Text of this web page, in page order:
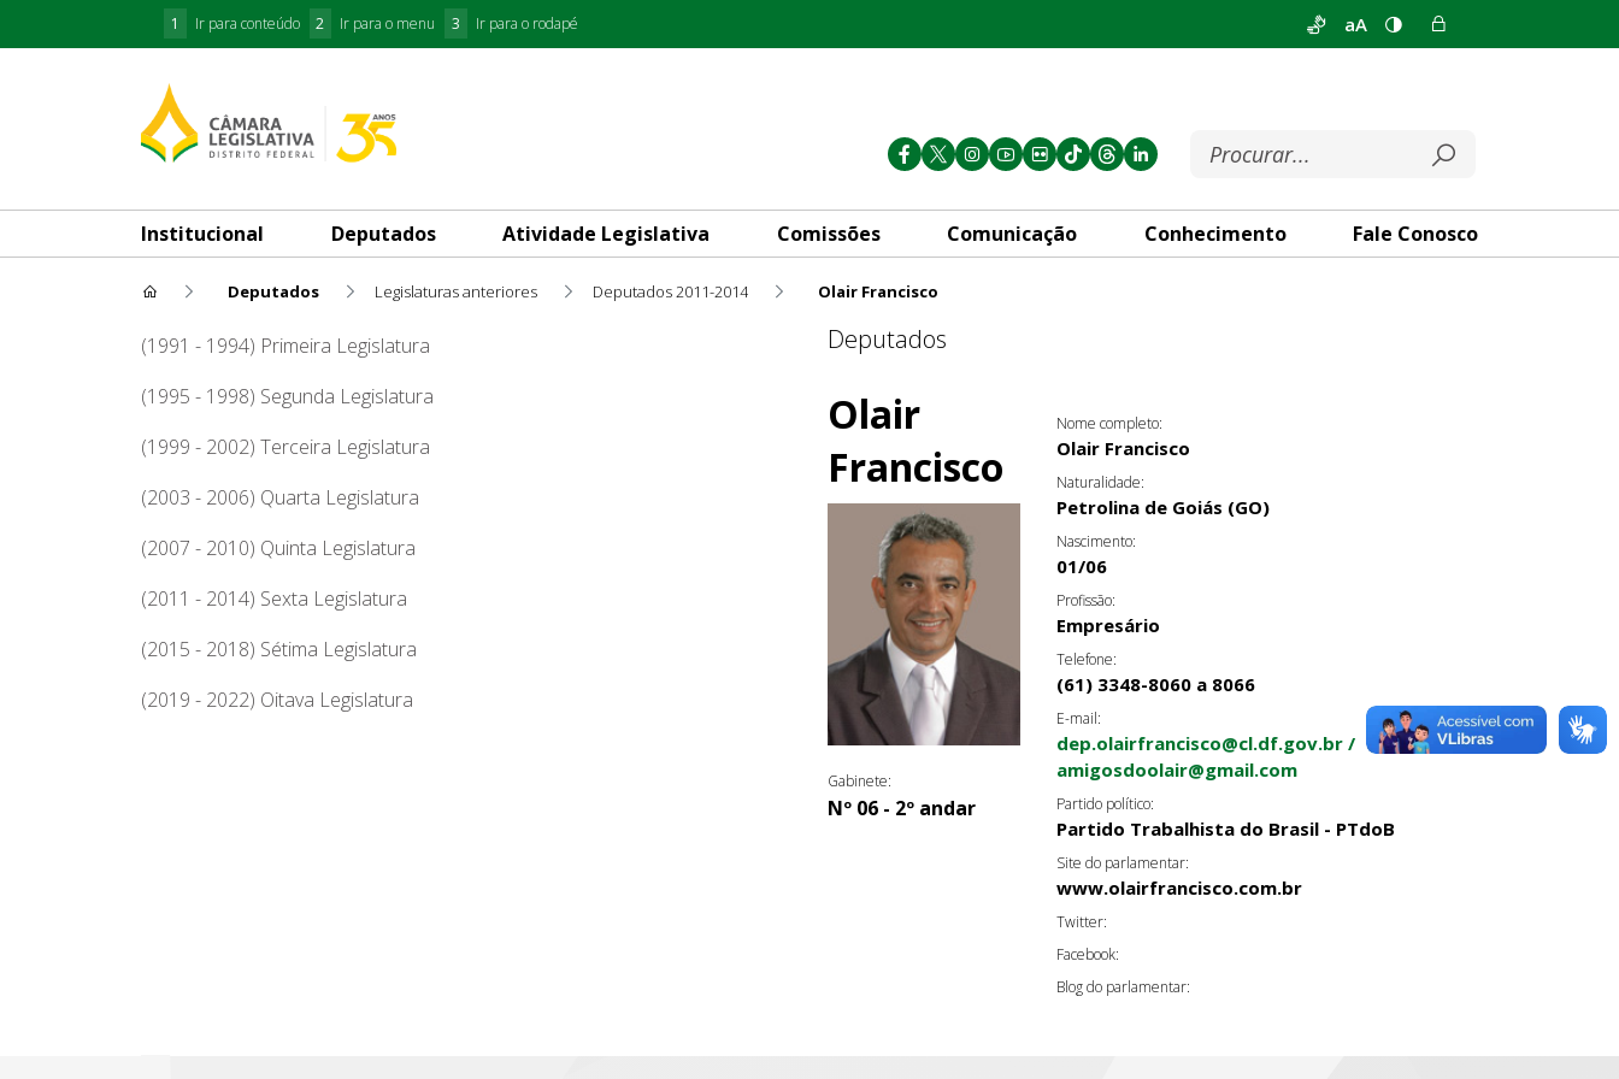
1 Ir para conteúdo 2 Ir para o menu 3 Ir para o rodapé aA
Institucional Deputados Atividade Legislativa Comissões Comunicação Conhecimento Fale Conosco
Deputados Legislaturas anteriores Deputados 2011-2014 Olair Francisco
Olair Francisco(1991 - 1994) Primeira Legislatura
(1995 - 1998) Segunda Legislatura
(1999 - 2002) Terceira Legislatura
(2003 - 2006) Quarta Legislatura
(2007 - 2010) Quinta Legislatura
(2011 - 2014) Sexta Legislatura
(2015 - 2018) Sétima Legislatura
(2019 - 2022) Oitava Legislatura
Deputados
Olair
Francisco
Gabinete:
Nº 06 - 2º andar
Nome completo:
Olair Francisco
Naturalidade:
Petrolina de Goiás (GO)
Nascimento:
01/06
Profissão:
Empresário
Telefone:
(61) 3348-8060 a 8066
E-mail:
dep.olairfrancisco@cl.df.gov.br /
amigosdoolair@gmail.com
Partido político:
Partido Trabalhista do Brasil - PTdoB
Site do parlamentar:
www.olairfrancisco.com.br
Twitter:
Facebook:
Blog do parlamentar: